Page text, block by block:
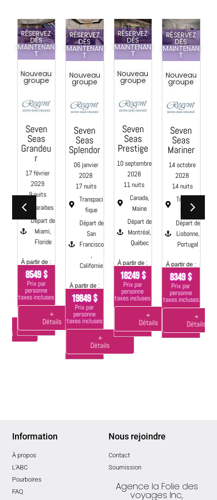
RÉSERVEZ
DÈS
MAINTENAN
T
Nouveau
groupe
Seven
Seas
Grandeu
r
17 février
2029
9 nuits
Caraibes
Départ de
Miami,
Floride
À partir de :
8549 $
Prix par
personne
taxes incluses
+
Détails
RÉSERVEZ
DÈS
MAINTENAN
T
Nouveau
groupe
Seven
Seas
Splendor
06 janvier
2028
17 nuits
Transpaci
fique
Départ de
San
Francisco
,
Californie
À partir de :
19849 $
Prix par
personne
taxes incluses
+
Détails
RÉSERVEZ
DÈS
MAINTENAN
T
Nouveau
groupe
Seven
Seas
Prestige
10 septembre
2028
11 nuits
Canada,
Maine
Départ de
Montréal,
Québec
À partir de :
18249 $
Prix par
personne
taxes incluses
+
Détails
RÉSERVEZ
DÈS
MAINTENAN
T
Nouveau
groupe
Seven
Seas
Mariner
14 octobre
2028
14 nuits
Transatla
ntique
Départ de
Lisbonne,
Portugal
À partir de :
8349 $
Prix par
personne
taxes incluses
+
Détails
Information
À propos
L'ABC
Pourboires
FAQ
Nous rejoindre
Contact
Soumission
Agence la Folie des
voyages Inc,